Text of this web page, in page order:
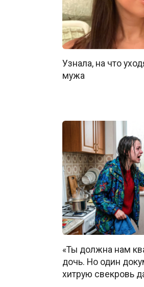
Узнала, на что
мужа
«Ты должна нам
дочь. Но один
хитрую свекровь